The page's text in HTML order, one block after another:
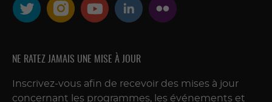
NE RATEZ JAMAIS UNE MISE À JOUR
Inscrivez-vous afin de recevoir des mises à jour
concernant les programmes, les événements et